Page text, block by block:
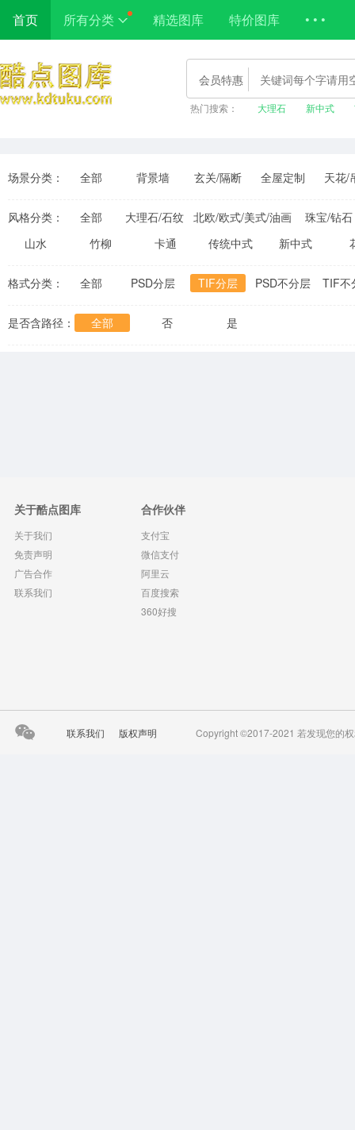
首页 所有分类 精选图库 特价图库 • • •
会员特惠
热门搜索： 大理石 新中式
场景分类： 全部 背景墙 玄关/隔断 全屋定制 天花/
风格分类： 全部 大理石/石纹 北欧/欧式/美式/油画
珠宝/钻石
山水
竹柳 卡通 传统中式 新中式
格式分类： 全部 PSD分层 TIF分层 PSD不分层 TIF不
是否含路径： 全部 否 是
关于酷点图库
关于我们
免责声明
广告合作
联系我们
合作伙伴
支付宝
微信支付
阿里云
百度搜索
360好搜
联系我们 版权声明 Copyright ©2017-2021 若发现您的